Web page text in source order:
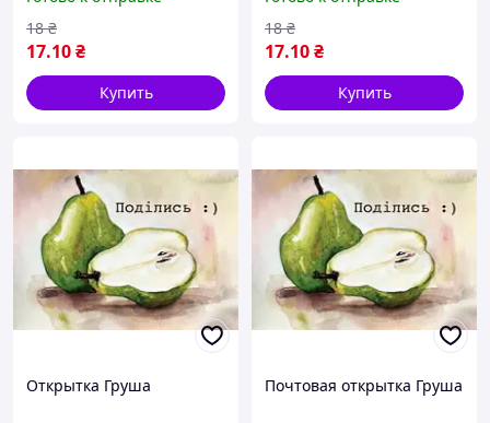
17.10₴
18 ₴
Купить
17.10₴
18 ₴
Купить
Открытка Груша Почтовая открытка Груша